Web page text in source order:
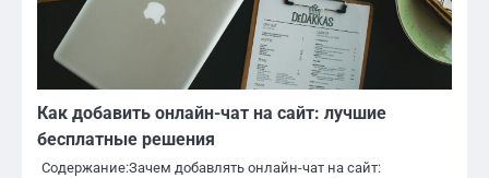
Как добавить онлайн-чат на сайт: лучшие
бесплатные решения
Содержание:Зачем добавлять онлайн-чат на сайт: